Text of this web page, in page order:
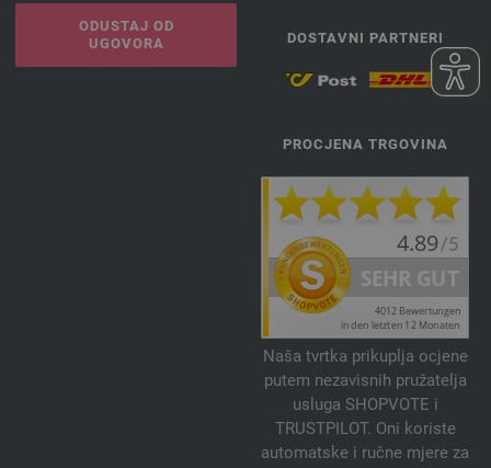
ODUSTAJ OD
UGOVORA
DOSTAVNI PARTNERI
PROCJENA TRGOVINA
Naša tvrtka prikuplja ocjene
putem nezavisnih pružatelja
usluga SHOPVOTE i
TRUSTPILOT. Oni koriste
automatske i ručne mjere za